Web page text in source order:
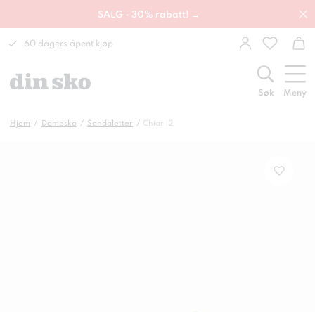
SALG - 30% rabatt! →
60 dagers åpent kjøp
Søk Meny
Hjem Damesko Sandaletter Chiari 2